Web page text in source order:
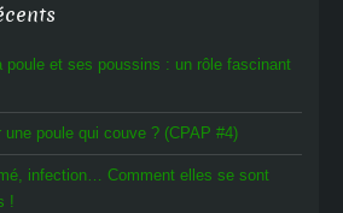
poule et ses poussins : un rôle fascinant
une poule qui couve ? (CPAP #4)
infection… Comment elles se sont
!